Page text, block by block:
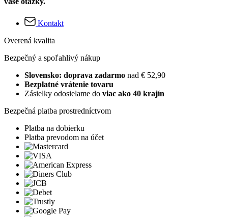
Kontakt
Overená kvalita
Bezpečný a spoľahlivý nákup
Slovensko: doprava zadarmo nad € 52,90
Bezplatné vrátenie tovaru
Zásielky odosielame do viac ako 40 krajín
Bezpečná platba prostredníctvom
Platba na dobierku
Platba prevodom na účet